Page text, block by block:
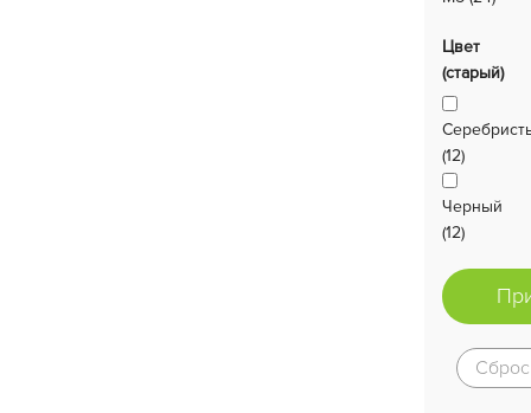
Цвет
(старый)
(12)
Черный
(12)